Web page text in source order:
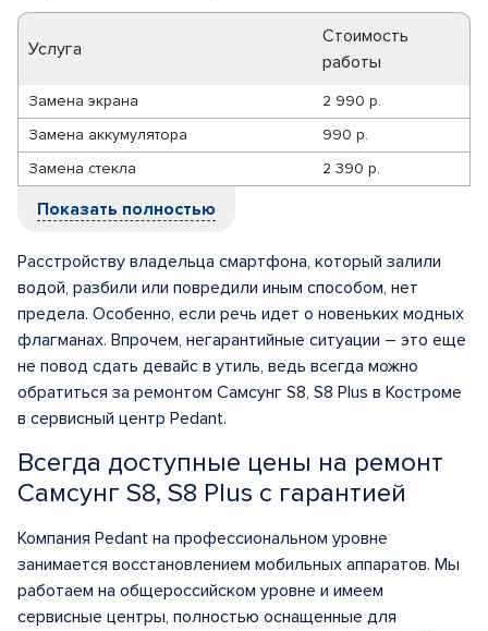
Услуга
Стоимость
работы
Замена экрана
2 990 р.
Замена аккумулятора
990 р.
Замена стекла
2 390 р.
Показать полностью
Расстройству владельца смартфона, который залили
водой, разбили или повредили иным способом, нет
предела. Особенно, если речь идет о новеньких модных
флагманах. Впрочем, негарантийные ситуации – это еще
не повод сдать девайс в утиль, ведь всегда можно
обратиться за ремонтом Самсунг S8, S8 Plus в Костроме
в сервисный центр Pedant.
Всегда доступные цены на ремонт
Самсунг S8, S8 Plus с гарантией
Компания Pedant на профессиональном уровне
занимается восстановлением мобильных аппаратов. Мы
работаем на общероссийском уровне и имеем
сервисные центры, полностью оснащенные для